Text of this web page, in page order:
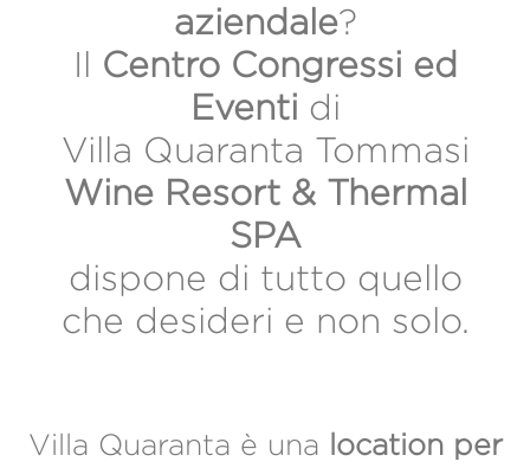
aziendale?
Il Centro Congressi ed
Eventi di
Villa Quaranta Tommasi
Wine Resort & Thermal
SPA
dispone di tutto quello
che desideri e non solo.
Villa Quaranta è una location per